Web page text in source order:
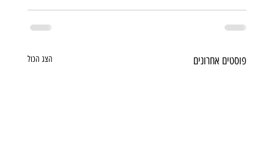
פוסטים אחרונים הצג הכול